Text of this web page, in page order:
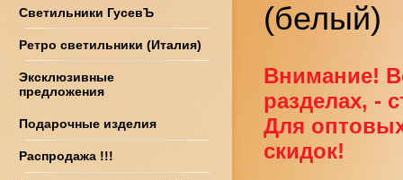
Светильники ГусевЪ
Ретро светильники (Италия)
Эксклюзивные
предложения
Подарочные изделия
Распродажа !!!
(белый)
Внимание!
разделах, -
Для
скидок!